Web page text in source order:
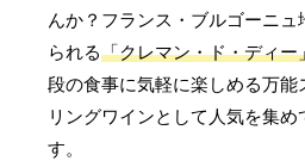
んか？フランス・ブルゴーニュ
られる「クレマン・ド・ディー
段の食事に気軽に楽しめる万能
リングワインとして人気を集め
す。